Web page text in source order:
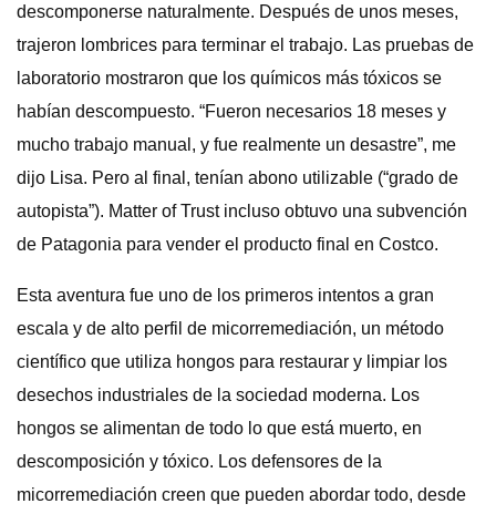
descomponerse naturalmente. Después de unos meses,
trajeron lombrices para terminar el trabajo. Las pruebas de
laboratorio mostraron que los químicos más tóxicos se
habían descompuesto. “Fueron necesarios 18 meses y
mucho trabajo manual, y fue realmente un desastre”, me
dijo Lisa. Pero al final, tenían abono utilizable (“grado de
autopista”). Matter of Trust incluso obtuvo una subvención
de Patagonia para vender el producto final en Costco.
Esta aventura fue uno de los primeros intentos a gran
escala y de alto perfil de micorremediación, un método
científico que utiliza hongos para restaurar y limpiar los
desechos industriales de la sociedad moderna. Los
hongos se alimentan de todo lo que está muerto, en
descomposición y tóxico. Los defensores de la
micorremediación creen que pueden abordar todo, desde